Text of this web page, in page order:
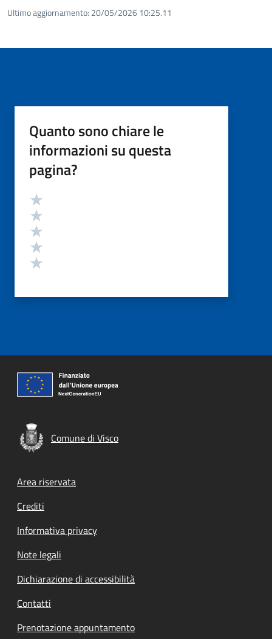
Ultimo aggiornamento: 20/05/2026 10:25.11
Quanto sono chiare le
informazioni su questa
pagina?
Valutazione
Comune di Visco
Footer menu
Area riservata
Crediti
Informativa privacy
Note legali
Dichiarazione di accessibilità
Contatti
Prenotazione appuntamento